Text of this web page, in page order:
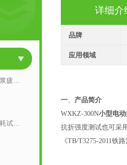
详细介
品牌
应用领域
一、 产品简介
WXKZ-300N小型电
抗折强度测试也可采
《TB/T3275-2011铁